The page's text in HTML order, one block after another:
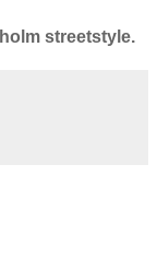
streetstyle.